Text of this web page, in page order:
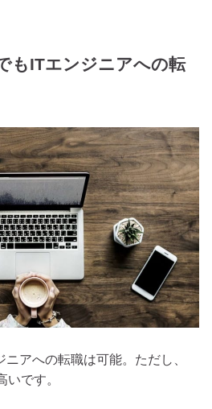
もITエンジニアへの転
アへの転職は可能。ただし、
いです。